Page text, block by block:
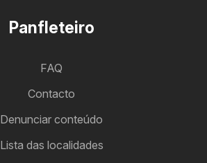
Panfleteiro
FAQ
Contacto
Denunciar conteúdo
Lista das localidades